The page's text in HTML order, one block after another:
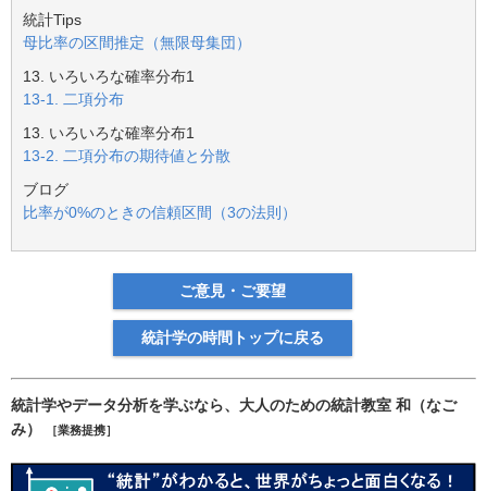
統計Tips
母比率の区間推定（無限母集団）
13. いろいろな確率分布1
13-1. 二項分布
13. いろいろな確率分布1
13-2. 二項分布の期待値と分散
ブログ
比率が0%のときの信頼区間（3の法則）
ご意見・ご要望
統計学の時間トップに戻る
統計学やデータ分析を学ぶなら、大人のための統計教室 和（なご
み）
［業務提携］